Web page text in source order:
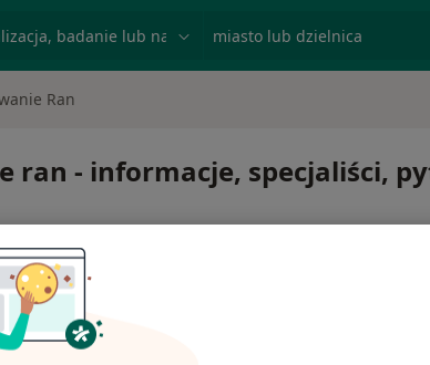
Ran
ran - informacje, specjaliści,
ran